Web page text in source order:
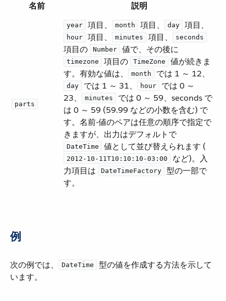
名前 説明
parts
year ​ 項目、​ month ​ 項目、​ day ​ 項目、​
hour ​ 項目、​ minutes ​ 項目、​ seconds
項目の ​
Number ​ 値で、その後に ​
timezone ​ 項目の ​ TimeZone
​ 値が続きま
す。有効な値は、​
month ​ では 1 ～ 12、​
day ​ では 1 ～ 31、​ hour
​ では 0 ～
23、​
minutes
​ では 0 ～ 59、seconds で
は 0 ～ 59 (59.99 などの小数を含む) で
す。名前-値のペアは任意の順序で指定で
きますが、出力はデフォルトで ​
DateTime ​ 値として並び替えられます (​
2012-10-11T10:10:10-03:00
​ など)。入
力項目は ​
DateTimeFactory
​ 型の一部で
す。
例
次の例では、​ DateTime
​ 型の値を作成する方法を示して
います。